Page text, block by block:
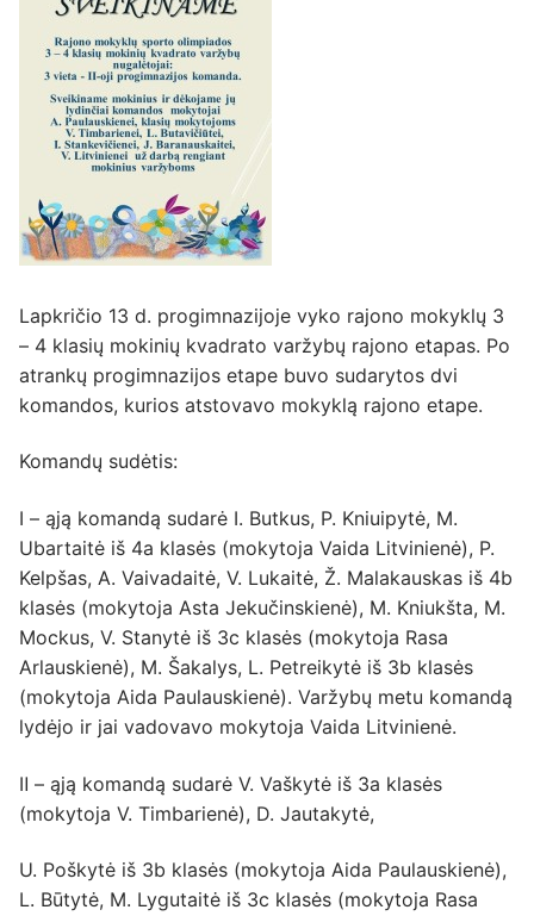
Lapkričio 13 d. progimnazijoje vyko rajono mokyklų 3
– 4 klasių mokinių kvadrato varžybų rajono etapas. Po
atrankų progimnazijos etape buvo sudarytos dvi
komandos, kurios atstovavo mokyklą rajono etape.
Komandų sudėtis:
Ⅰ – ąją komandą sudarė I. Butkus, P. Kniuipytė, M.
Ubartaitė iš 4a klasės (mokytoja Vaida Litvinienė), P.
Kelpšas, A. Vaivadaitė, V. Lukaitė, Ž. Malakauskas iš 4b
klasės (mokytoja Asta Jekučinskienė), M. Kniukšta, M.
Mockus, V. Stanytė iš 3c klasės (mokytoja Rasa
Arlauskienė), M. Šakalys, L. Petreikytė iš 3b klasės
(mokytoja Aida Paulauskienė). Varžybų metu komandą
lydėjo ir jai vadovavo mokytoja Vaida Litvinienė.
Ⅱ – ąją komandą sudarė V. Vaškytė iš 3a klasės
(mokytoja V. Timbarienė), D. Jautakytė,
U. Poškytė iš 3b klasės (mokytoja Aida Paulauskienė),
L. Būtytė, M. Lygutaitė iš 3c klasės (mokytoja Rasa